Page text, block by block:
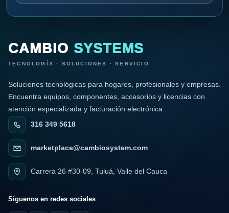
CAMBIO SYSTEMS
TECNOLOGÍA · SOLUCIONES · SERVICIO
Soluciones tecnológicas para hogares, profesionales y empresas.
Encuentra equipos, componentes, accesorios y licencias con
atención especializada y facturación electrónica.
316 349 5618
marketplace@cambiosystem.com
Carrera 26 #30-09, Tuluá, Valle del Cauca
Síguenos en redes sociales